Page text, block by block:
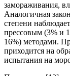
замораживания,
Аналогичная
степени
прессовым (3% и
16%) методами.
приходится на
испытания на